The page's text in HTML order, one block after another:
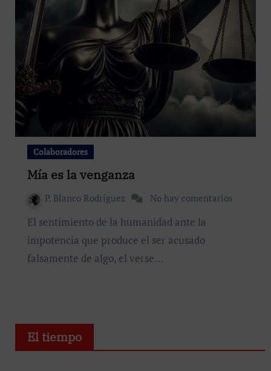
Colaboradores
Mía es la venganza
P. Blanco Rodríguez No hay comentarios
El sentimiento de la humanidad ante la
impotencia que produce el ser acusado
falsamente de algo, el verse…
El tiempo